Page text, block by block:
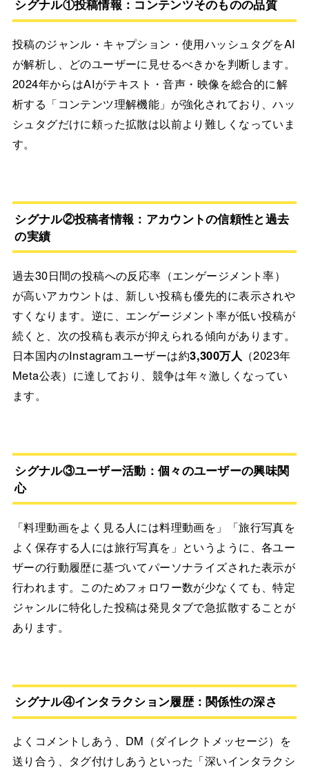
シグナル①投稿情報：コンテンツそのものの品質
投稿のジャンル・キャプション・使用ハッシュタグをAI
が解析し、どのユーザーに見せるべきかを判断します。
2024年からはAIがテキスト・音声・映像を総合的に解
析する「コンテンツ理解機能」が強化されており、ハッ
シュタグだけに頼った拡散は以前より難しくなっていま
す。
シグナル②投稿者情報：アカウントの信頼性と過去
の実績
過去30日間の投稿への反応率（エンゲージメント率）
が高いアカウントは、新しい投稿も優先的に表示されや
すくなります。逆に、エンゲージメント率が低い投稿が
続くと、次の投稿も表示が抑えられる傾向があります。
日本国内のInstagramユーザーは約3,300万人 （2023年
Meta公表）に達しており、競争は年々激しくなってい
ます。
シグナル③ユーザー活動：個々のユーザーの興味関
心
「料理動画をよく見る人には料理動画を」「旅行写真を
よく保存する人には旅行写真を」というように、各ユー
ザーの行動履歴に基づいてパーソナライズされた表示が
行われます。このためフォロワー数が少なくても、特定
ジャンルに特化した投稿は発見タブで急拡散することが
あります。
シグナル④インタラクション履歴：関係性の深さ
よくコメントしあう、DM（ダイレクトメッセージ）を
送り合う、タグ付けしあうといった「深いインタラクシ